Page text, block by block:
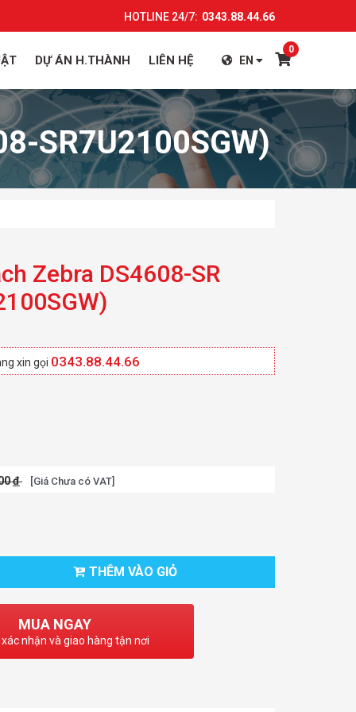
HOTLINE 24/7: 0343.88.44.66
DỰ ÁN H.THÀNH LIÊN HỆ EN
0
SR7U2100SGW)
Zebra DS4608-SR
xin gọi 0343.88.44.66
đ [Giá Chưa có VAT]
THÊM VÀO GIỎ
MUA NGAY
xác nhận và giao hàng tận nơi